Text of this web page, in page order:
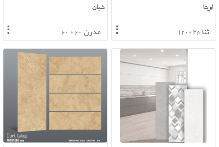
اویتا
ثنا 35 *120
⠇
شیان
مدرن 60 * 60
⠇